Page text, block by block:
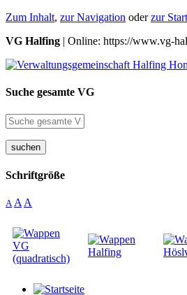
Zum Inhalt, zur Navigation oderzur
VG Halfing | Online: https://www.vg-
Suche gesamte VG
suchen
Schriftgröße
A A A